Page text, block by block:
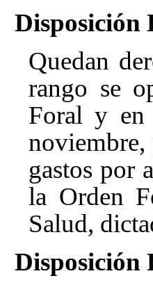
Disposición
Quedan
rango se
Foral y en
noviembre,
gastos por
la Orden
Salud,
Disposición